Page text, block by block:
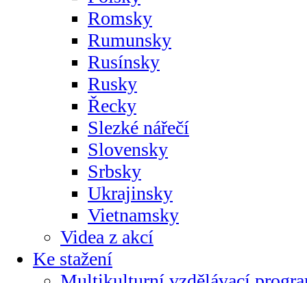
Romsky
Rumunsky
Rusínsky
Rusky
Řecky
Slezké nářečí
Slovensky
Srbsky
Ukrajinsky
Vietnamsky
Videa z akcí
Ke stažení